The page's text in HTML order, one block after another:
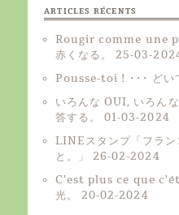
ARTICLES RÉCENTS
Rougir comme une
赤くなる。
25-03-
Pousse-toi ! ･･･ どい
いろんな OUI, いろん
答する。
01-03-2024
LINEスタンプ「フラ
と。」
26-02-2024
C’est plus ce que
光。
20-02-2024